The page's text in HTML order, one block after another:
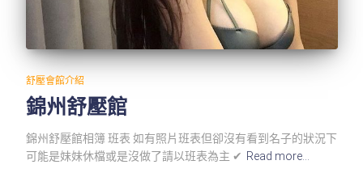
舒壓會館介紹
錦州舒壓館
錦州舒壓館相簿 班表 如有照片班表但卻沒有看到名子的狀況下
可能是妹妹休檔或是沒做了請以班表為主 ✔ Read more…